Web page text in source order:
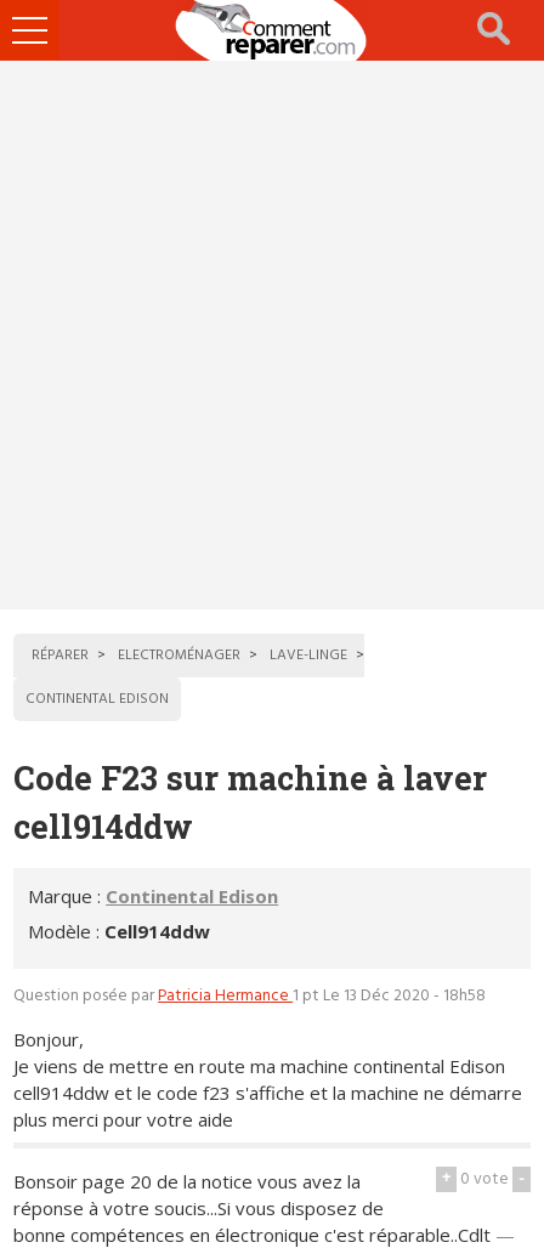
Ouvrir
le
RÉPARER ELECTROMÉNAGER
LAVE-LINGE
CONTINENTAL EDISON
Code F23 sur machine à laver
cell914ddw
Marque : Continental Edison
Modèle : Cell914ddw
Question posée parPatricia Hermance1 pt Le 13 Déc 2020 - 18h58
Bonjour,
Je viens de mettre en route ma machine continental Edison
cell914ddw et le code f23 s'affiche et la machine ne démarre
plus merci pour votre aide
+ 0vote -
Bonsoir page 20 de la notice vous avez la
réponse à votre soucis...Si vous disposez de
bonne compétences en électronique c'est réparable..Cdlt —